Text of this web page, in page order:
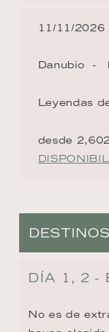
11/11/2026
Danubio
Leyendas
desde
DÍA 1, 2 -
No es de